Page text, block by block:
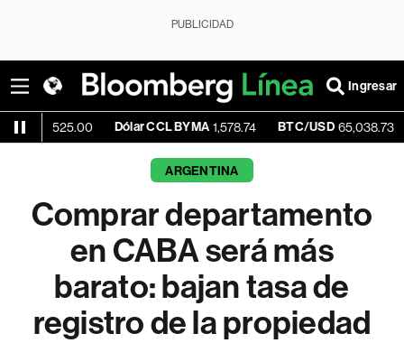
PUBLICIDAD
Ingresar
Dólar CCL BYMA 1,578.74 BTC/USD 65,038.73 +0.16%
ARGENTINA
Comprar departamento
en CABA será más
barato: bajan tasa de
registro de la propiedad